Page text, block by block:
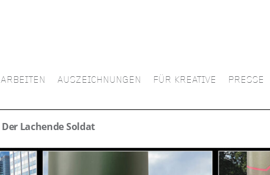
ARBEITEN AUSZEICHNUNGEN FÜR KREATIVE PRESSE
Der Lachende Soldat